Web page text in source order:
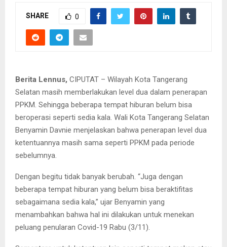
SHARE 0
Berita Lennus, CIPUTAT – Wilayah Kota Tangerang
Selatan masih memberlakukan level dua dalam penerapan
PPKM. Sehingga beberapa tempat hiburan belum bisa
beroperasi seperti sedia kala. Wali Kota Tangerang Selatan
Benyamin Davnie menjelaskan bahwa penerapan level dua
ketentuannya masih sama seperti PPKM pada periode
sebelumnya.
Dengan begitu tidak banyak berubah. “Juga dengan
beberapa tempat hiburan yang belum bisa beraktifitas
sebagaimana sedia kala,” ujar Benyamin yang
menambahkan bahwa hal ini dilakukan untuk menekan
peluang penularan Covid-19 Rabu (3/11).